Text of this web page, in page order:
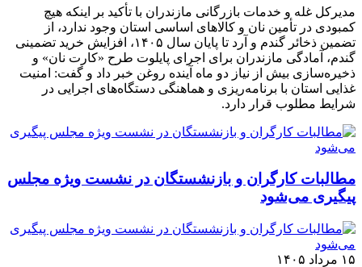
مدیرکل غله و خدمات بازرگانی مازندران با تأکید بر اینکه هیچ
کمبودی در تأمین نان و کالاهای اساسی استان وجود ندارد، از
تضمین ذخائر گندم و آرد تا پایان سال ۱۴۰۵، افزایش خرید تضمینی
گندم، آمادگی مازندران برای اجرای پایلوت طرح «کارت نان» و
ذخیره‌سازی بیش از نیاز دو ماه آینده روغن خبر داد و گفت: امنیت
غذایی استان با برنامه‌ریزی و هماهنگی دستگاه‌های اجرایی در
شرایط مطلوب قرار دارد.
مطالبات کارگران و بازنشستگان در نشست ویژه مجلس
پیگیری می‌شود
۱۵ مرداد ۱۴۰۵